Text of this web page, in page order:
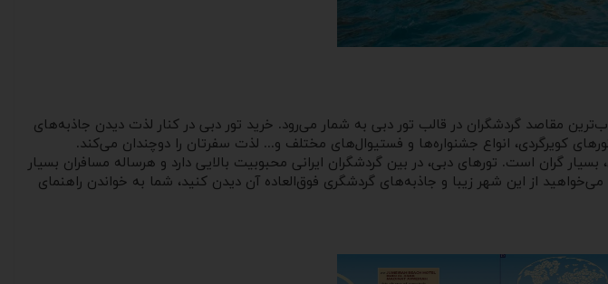
مقاصد گردشگران در قالب تور دبی به شمار می‌رود. خرید تور دبی در کنار لذت دیدن جاذبه‌های
کویرگردی، انواع جشنواره‌ها و فستیوال‌های مختلف و... لذت سفرتان را دوچندان می‌کند.
گران است. تورهای دبی، در بین گردشگران ایرانی محبوبیت بالایی دارد و هرساله مسافران بسیار
از این شهر زیبا و جاذبه‌های گردشگری فوق‌العاده آن دیدن کنید، شما به خواندن راهنمای